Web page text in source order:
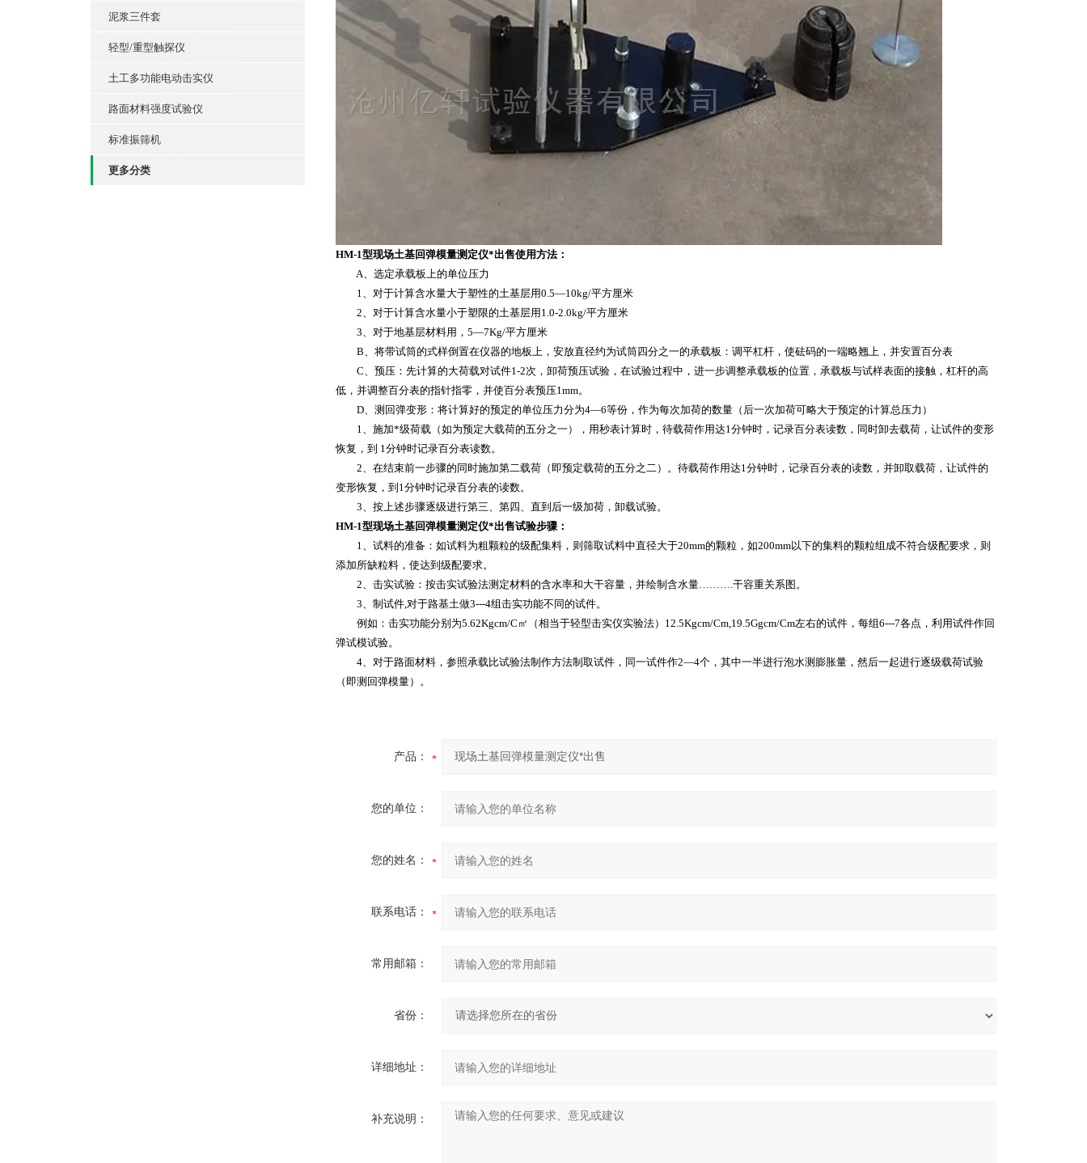
泥浆三件套
轻型/重型触探仪
土工多功能电动击实仪
路面材料强度试验仪
标准振筛机
更多分类
HM-1型现场土基回弹模量测定仪*出售使用方法：
A、选定承载板上的单位压力
1、对于计算含水量大于塑性的土基层用0.5—10kg/平方厘米
2、对于计算含水量小于塑限的土基层用1.0-2.0kg/平方厘米
3、对于地基层材料用，5—7Kg/平方厘米
B、将带试筒的式样倒置在仪器的地板上，安放直径约为试筒四分之一的承载板：调平杠杆，使砝码的一端略翘上，并安置百分表
C、预压：先计算的大荷载对试件1-2次，卸荷预压试验，在试验过程中，进一步调整承载板的位置，承载板与试样表面的接触，杠杆的高
低，并调整百分表的指针指零，并使百分表预压1mm。
D、测回弹变形：将计算好的预定的单位压力分为4—6等份，作为每次加荷的数量（后一次加荷可略大于预定的计算总压力）
1、施加*级荷载（如为预定大载荷的五分之一），用秒表计算时，待载荷作用达1分钟时，记录百分表读数，同时卸去载荷，让试件的变形
恢复，到 1分钟时记录百分表读数。
2、在结束前一步骤的同时施加第二载荷（即预定载荷的五分之二）。待载荷作用达1分钟时，记录百分表的读数，并卸取载荷，让试件的
变形恢复，到1分钟时记录百分表的读数。
3、按上述步骤逐级进行第三、第四、直到后一级加荷，卸载试验。
HM-1型现场土基回弹模量测定仪*出售试验步骤：
1、试料的准备：如试料为粗颗粒的级配集料，则筛取试料中直径大于20mm的颗粒，如200mm以下的集料的颗粒组成不符合级配要求，则
添加所缺粒料，使达到级配要求。
2、击实试验：按击实试验法测定材料的含水率和大干容量，并绘制含水量……….干容重关系图。
3、制试件,对于路基土做3---4组击实功能不同的试件。
例如：击实功能分别为5.62Kgcm/C㎡（相当于轻型击实仪实验法）12.5Kgcm/Cm,19.5Ggcm/Cm左右的试件，每组6---7各点，利用试件作回
弹试模试验。
4、对于路面材料，参照承载比试验法制作方法制取试件，同一试件作2—4个，其中一半进行泡水测膨胀量，然后一起进行逐级载荷试验
（即测回弹模量）。
产品：
您的单位：
您的姓名：
联系电话：
常用邮箱：
省份：
详细地址：
补充说明：